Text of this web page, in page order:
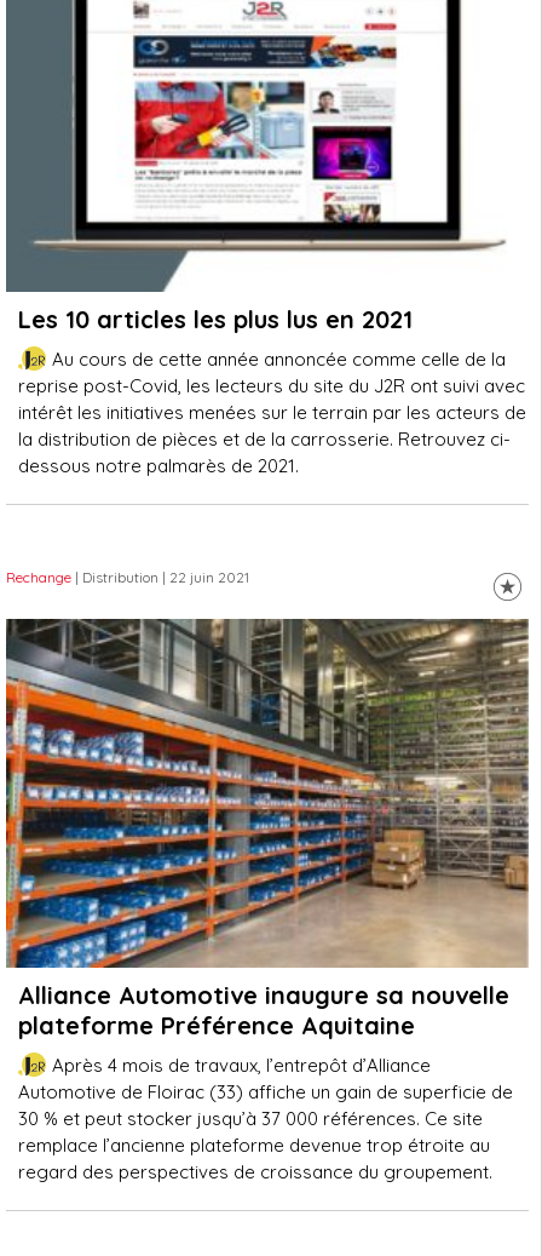
Les 10 articles les plus lus en 2021
Au cours de cette année annoncée comme celle de la
reprise post-Covid, les lecteurs du site du J2R ont suivi avec
intérêt les initiatives menées sur le terrain par les acteurs de
la distribution de pièces et de la carrosserie. Retrouvez ci-
dessous notre palmarès de 2021.
Rechange | Distribution | 22 juin 2021
Alliance Automotive inaugure sa nouvelle
plateforme Préférence Aquitaine
Après 4 mois de travaux, l’entrepôt d’Alliance
Automotive de Floirac (33) affiche un gain de superficie de
30 % et peut stocker jusqu’à 37 000 références. Ce site
remplace l’ancienne plateforme devenue trop étroite au
regard des perspectives de croissance du groupement.